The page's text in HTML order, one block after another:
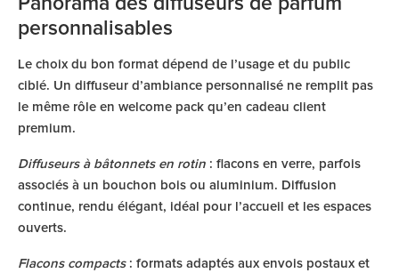
personnalisables
Le choix du bon format dépend de l’usage et du public
ciblé. Un diffuseur d’ambiance personnalisé ne remplit pas
le même rôle en welcome pack qu’en cadeau client
premium.
Diffuseurs à bâtonnets en rotin : flacons en verre, parfois
associés à un bouchon bois ou aluminium. Diffusion
continue, rendu élégant, idéal pour l’accueil et les espaces
ouverts.
Flacons compacts: formats adaptés aux envois postaux et